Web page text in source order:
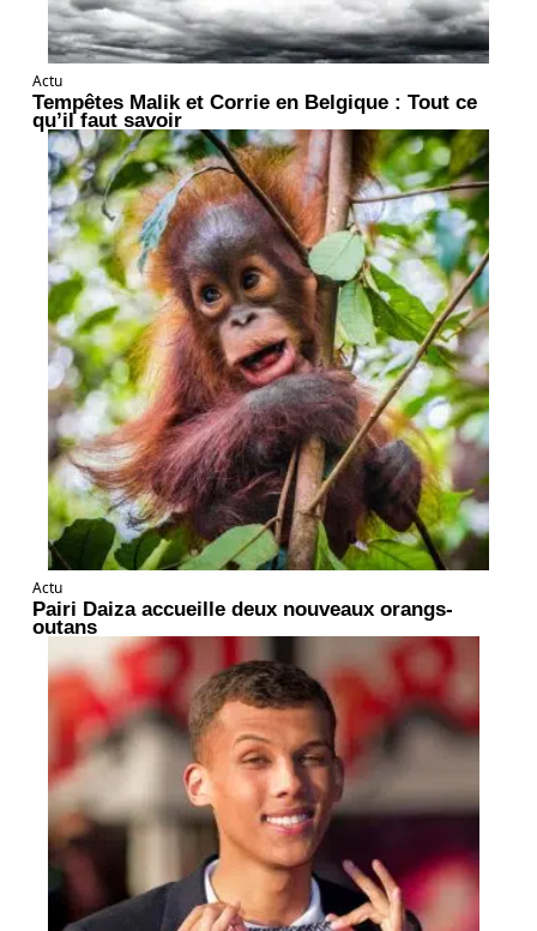
Actu
Tempêtes Malik et Corrie en Belgique : Tout ce
qu’il faut savoir
Actu
Pairi Daiza accueille deux nouveaux orangs-
outans